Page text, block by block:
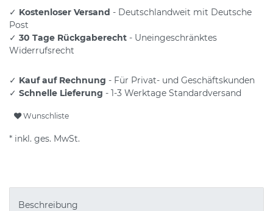
✓ Kostenloser Versand - Deutschlandweit mit Deutsche
Post
✓ 30 Tage Rückgaberecht - Uneingeschränktes
Widerrufsrecht
✓ Kauf auf Rechnung - Für Privat- und Geschäftskunden
✓ Schnelle Lieferung - 1-3 Werktage Standardversand
Wunschliste
* inkl. ges. MwSt.
Beschreibung